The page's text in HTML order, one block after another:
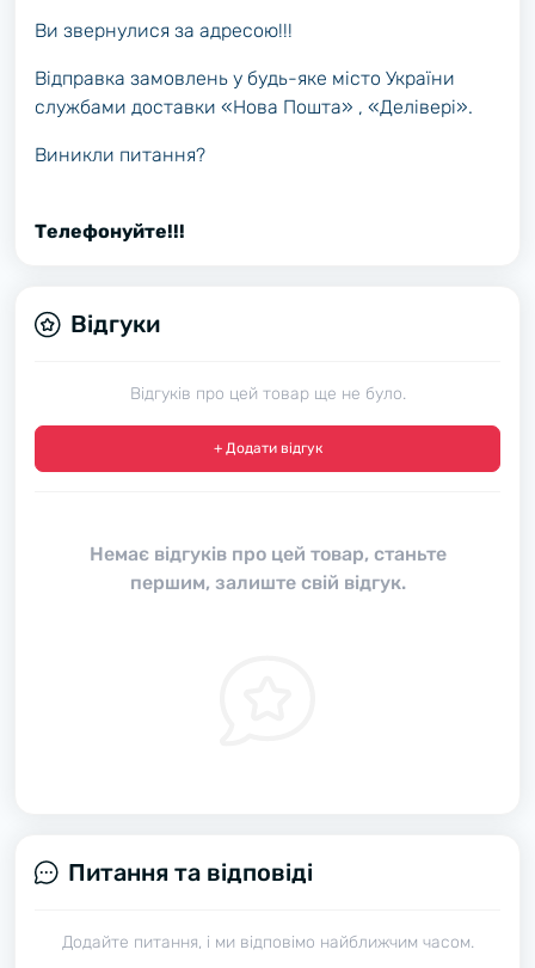
Ви звернулися за адресою!!!
Відправка замовлень у будь-яке місто України
службами доставки «Нова Пошта» , «Делівері».
Виникли питання?
Телефонуйте!!!
Відгуки
Відгуків про цей товар ще не було.
+ Додати відгук
Немає відгуків про цей товар, станьте
першим, залиште свій відгук.
Питання та відповіді
Додайте питання, і ми відповімо найближчим часом.